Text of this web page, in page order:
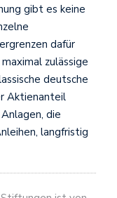
gibt es keine
dafür
zulässige
deutsche
Aktienanteil
die
langfristig